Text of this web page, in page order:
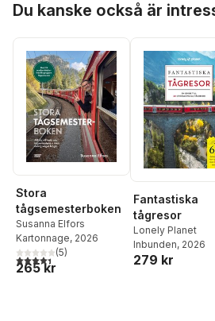
Du kanske också är
Stora
tågsemesterboken
Susanna Elfors
Kartonnage, 2026
4,4utav 5 stjärnor. Totalt antal röster:
(5)
265 kr
Fantastiska
tågresor
Lonely Planet
Inbunden, 2026
279 kr